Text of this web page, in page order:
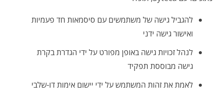
להגביל גישה של משתמשים עם סיסמאות חד פעמיות
ואישור גישה ידני
לנהל זכויות גישה באופן מפורט על ידי הגדרת בקרת
גישה מבוססת תפקיד
לאמת את זהות המשתמש על ידי יישום אימות דו-שלבי